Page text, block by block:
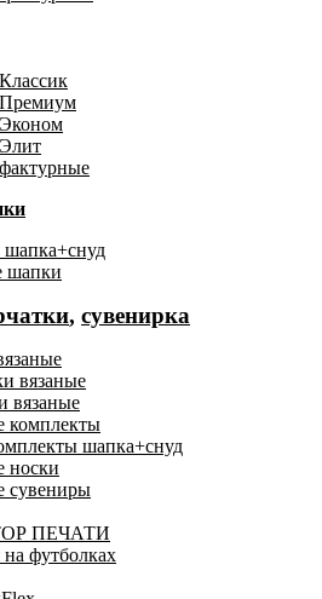
шапки
, сувенирка
вязаные
вязаные
комплекты
шапка+снуд
носки
сувениры
ПЕЧАТИ
футболках